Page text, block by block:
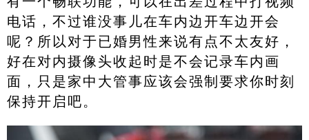
电话，不过谁没事儿在车内边开车边开会
呢？所以对于已婚男性来说有点不太友好，
好在对内摄像头收起时是不会记录车内画
面，只是家中大管事应该会强制要求你时刻
保持开启吧。